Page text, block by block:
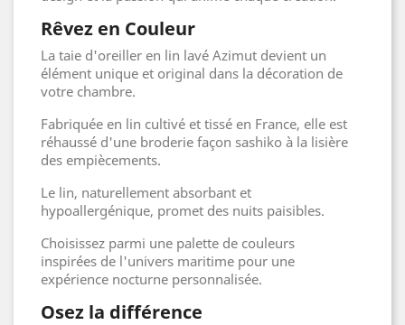
Rêvez en Couleur
La taie d'oreiller en lin lavé Azimut devient un
élément unique et original dans la décoration de
votre chambre.
Fabriquée en lin cultivé et tissé en France, elle est
réhaussé d'une broderie façon sashiko à la lisière
des empiècements.
Le lin, naturellement absorbant et
hypoallergénique, promet des nuits paisibles.
Choisissez parmi une palette de couleurs
inspirées de l'univers maritime pour une
expérience nocturne personnalisée.
Osez la différence